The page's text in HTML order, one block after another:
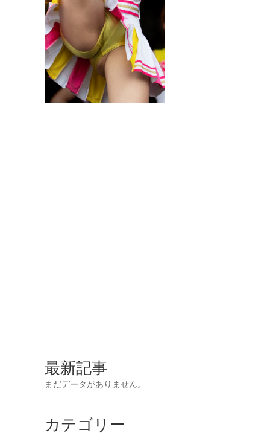
最新記事
まだデータがありません。
カテゴリー